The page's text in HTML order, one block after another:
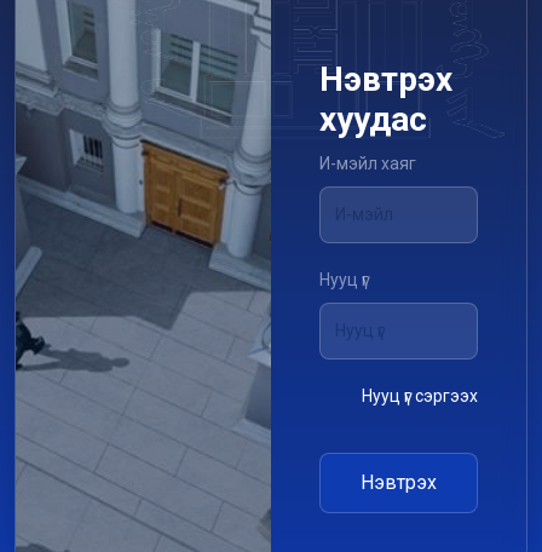
Нэвтрэх
хуудас
И-мэйл хаяг
Нууц үг
Нууц үг сэргээх
Нэвтрэх